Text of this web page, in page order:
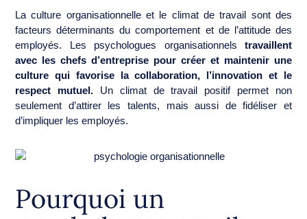
La culture organisationnelle et le climat de travail sont des
facteurs déterminants du comportement et de l’attitude des
employés. Les psychologues organisationnels travaillent
avec les chefs d’entreprise pour créer et maintenir une
culture qui favorise la collaboration, l’innovation et le
respect mutuel.Un climat de travail positif permet non
seulement d’attirer les talents, mais aussi de fidéliser et
d’impliquer les employés.
Pourquoi un